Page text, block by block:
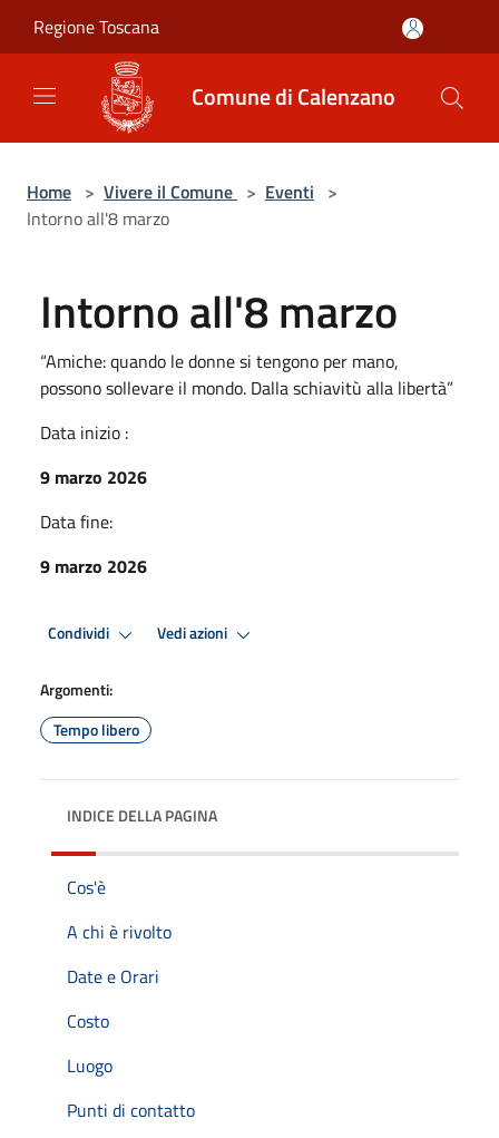
Regione Toscana
Comune di Calenzano
Home > Vivere il Comune > Eventi >
Intorno all'8 marzo
Intorno all'8 marzo
“Amiche: quando le donne si tengono per mano,
possono sollevare il mondo. Dalla schiavitù alla libertà”
Data inizio :
9 marzo 2026
Data fine:
9 marzo 2026
Condividi Vedi azioni
Argomenti:
Tempo libero
INDICE DELLA PAGINA
Cos'è
A chi è rivolto
Date e Orari
Costo
Luogo
Punti di contatto